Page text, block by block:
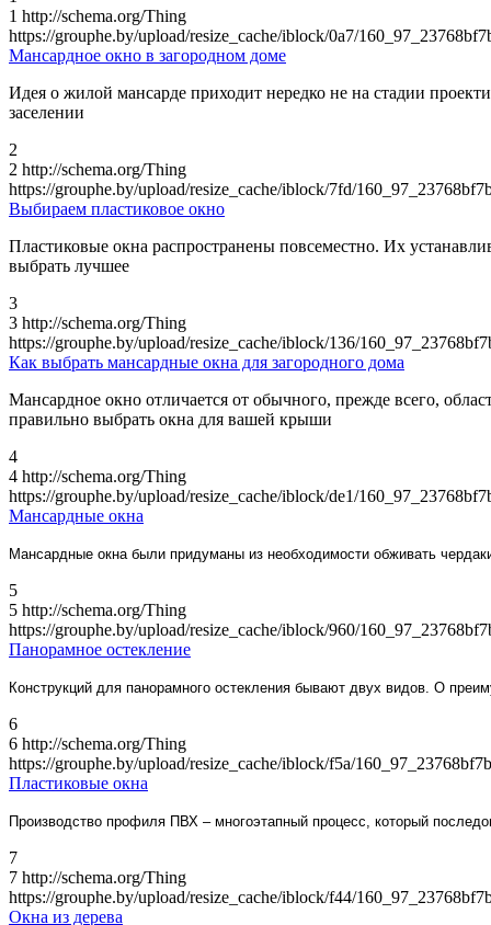
1 http://schema.org/Thing
https://grouphe.by/upload/resize_cache/iblock/0a7/
Мансардное окно в загородном доме
Идея о жилой мансарде приходит нередко не на стадии
заселении
2
2 http://schema.org/Thing
https://grouphe.by/upload/resize_cache/iblock/7fd/
Выбираем пластиковое окно
Пластиковые окна распространены повсеместно. Их
выбрать лучшее
3
3 http://schema.org/Thing
https://grouphe.by/upload/resize_cache/iblock/136/
Как выбрать мансардные окна для загородного дома
Мансардное окно отличается от обычного, прежде всего,
правильно выбрать окна для вашей крыши
4
4 http://schema.org/Thing
https://grouphe.by/upload/resize_cache/iblock/de1/
Мансардные окна
Мансардные окна были придуманы из необходимости обживать
5
5 http://schema.org/Thing
https://grouphe.by/upload/resize_cache/iblock/960/
Панорамное остекление
Конструкций для панорамного остекления бывают двух видов. О
6
6 http://schema.org/Thing
https://grouphe.by/upload/resize_cache/iblock/f5a/
Пластиковые окна
Производство профиля ПВХ – многоэтапный процесс, который
7
7 http://schema.org/Thing
https://grouphe.by/upload/resize_cache/iblock/f44/
Окна из дерева